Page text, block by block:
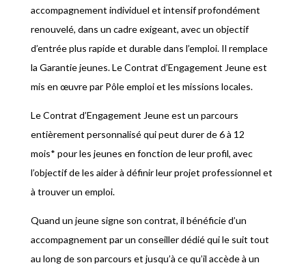
accompagnement individuel et intensif profondément
renouvelé, dans un cadre exigeant, avec un objectif
d’entrée plus rapide et durable dans l’emploi. Il remplace
la Garantie jeunes. Le Contrat d’Engagement Jeune est
mis en œuvre par Pôle emploi et les missions locales.
Le Contrat d’Engagement Jeune est un parcours
entièrement personnalisé qui peut durer de 6 à 12
mois* pour les jeunes en fonction de leur profil, avec
l’objectif de les aider à définir leur projet professionnel et
à trouver un emploi.
Quand un jeune signe son contrat, il bénéficie d’un
accompagnement par un conseiller dédié qui le suit tout
au long de son parcours et jusqu’à ce qu’il accède à un